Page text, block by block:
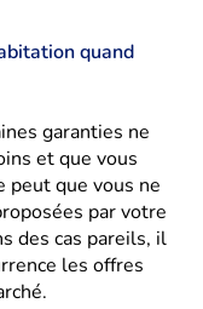
quand
garanties ne
et que vous
peut que vous ne
par votre
des cas pareils, il
les offres